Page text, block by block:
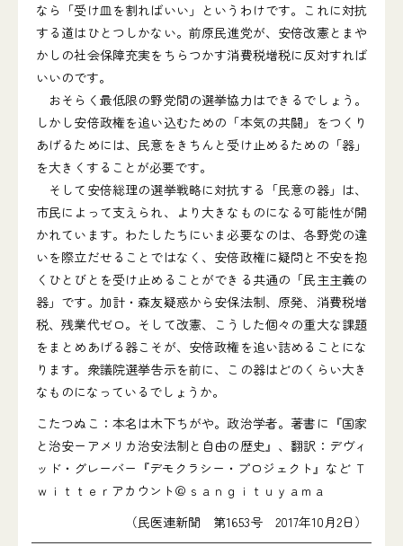
なら「受け皿を割ればいい」というわけです。これに対抗
する道はひとつしかない。前原民進党が、安倍改憲とまや
かしの社会保障充実をちらつかす消費税増税に反対すれば
いいのです。
おそらく最低限の野党間の選挙協力はできるでしょう。
しかし安倍政権を追い込むための「本気の共闘」をつくり
あげるためには、民意をきちんと受け止めるための「器」
を大きくすることが必要です。
そして安倍総理の選挙戦略に対抗する「民意の器」は、
市民によって支えられ、より大きなものになる可能性が開
かれています。わたしたちにいま必要なのは、各野党の違
いを際立だせることではなく、安倍政権に疑問と不安を抱
くひとびとを受け止めることができる共通の「民主主義の
器」です。加計・森友疑惑から安保法制、原発、消費税増
税、残業代ゼロ。そして改憲、こうした個々の重大な課題
をまとめあげる器こそが、安倍政権を追い詰めることにな
ります。衆議院選挙告示を前に、この器はどのくらい大き
なものになっているでしょうか。
こたつぬこ：本名は木下ちがや。政治学者。著書に『国家
と治安ーアメリカ治安法制と自由の歴史』、翻訳：デヴィ
ッド・グレーバー『デモクラシー・プロジェクト』など Ｔ
ｗｉｔｔｅｒアカウント＠ｓａｎｇｉｔｕｙａｍａ
（民医連新聞 第1653号 2017年10月2日）